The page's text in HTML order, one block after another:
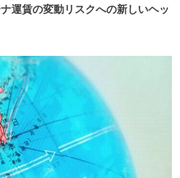
運賃の変動リスクへの新しいヘッ